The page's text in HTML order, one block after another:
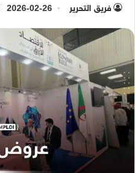
فريق التحرير 2026-02-26